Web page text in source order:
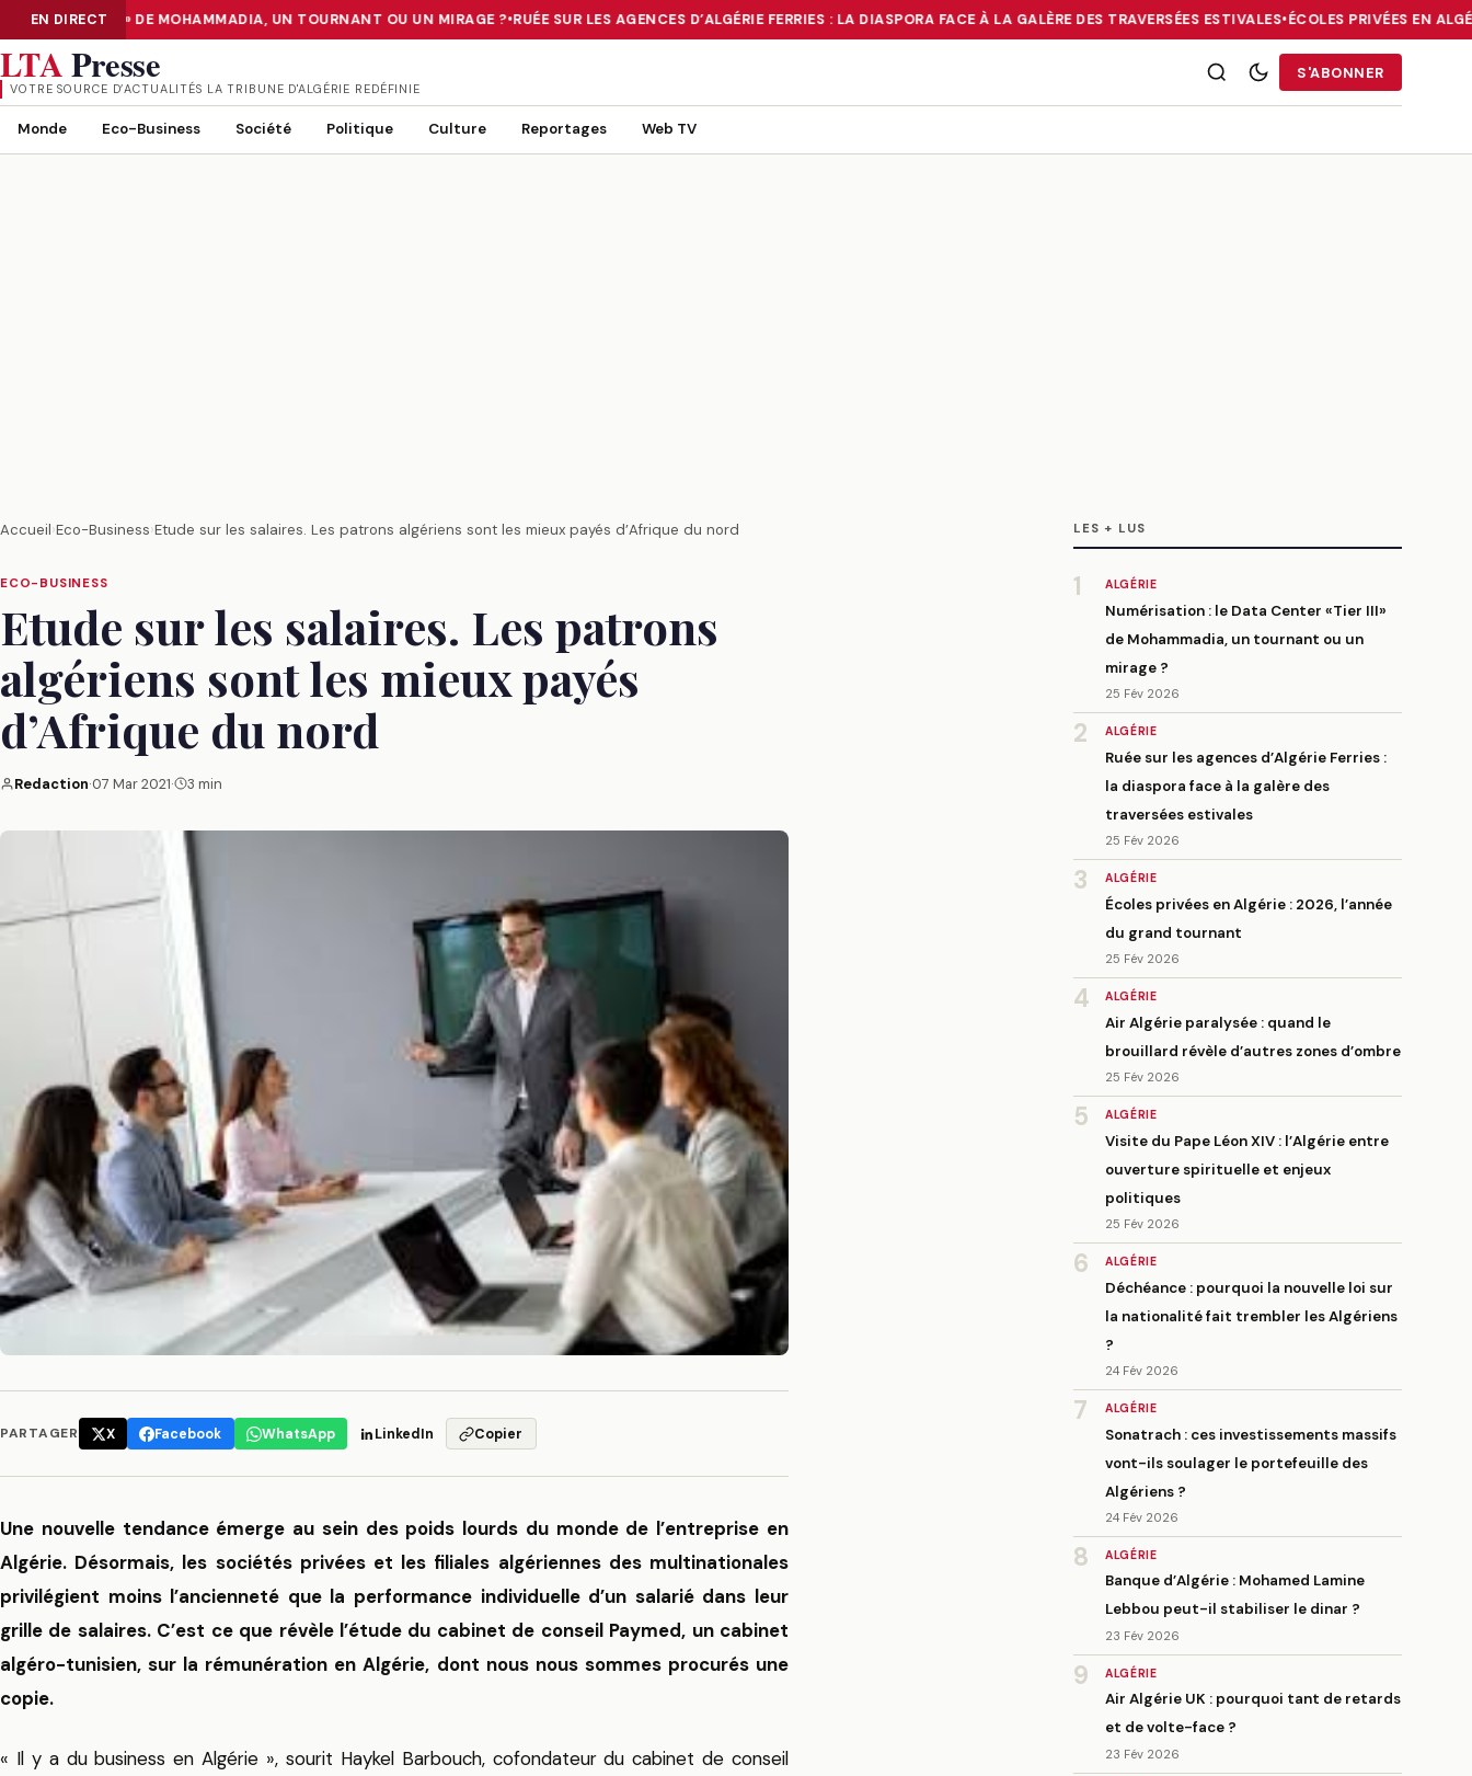
EN DIRECT
«TIER III» DE MOHAMMADIA, UN TOURNANT OU UN MIRAGE ?• RUÉE SUR LES AGENCES D’ALGÉRIE FERRIES : LA DIASPORA FACE À LA GALÈRE DES TRAVERSÉES ESTIVALES•ÉCOLES PRIVÉES EN
NUMÉRISATION : LE DATA CENTER «TIER III» DE MOHAMMADIA, UN TOURNANT OU UN MIRAGE ? •RUÉE SUR LES AGENCES D’ALGÉRIE FERRIES : LA DIASPORA FACE À LA GALÈRE DES TRAVERSÉES
LTAPresse
VOTRE SOURCE D’ACTUALITÉS LA TRIBUNE D'ALGÉRIE REDÉFINIE
S'ABONNER
Monde Eco-Business Société Politique Culture Reportages Web TV
Accueil›Eco-Business›Etude sur les salaires. Les patrons algériens sont les mieux payés d’Afrique du nord
ECO-BUSINESS
Etude sur les salaires. Les patrons
algériens sont les mieux payés
d’Afrique du nord
Redaction·07 Mar 2021· 3 min
PARTAGER X Facebook WhatsApp LinkedIn Copier
Une nouvelle tendance émerge au sein des poids lourds du monde de l’entreprise en
Algérie. Désormais, les sociétés privées et les filiales algériennes des multinationales
privilégient moins l’ancienneté que la performance individuelle d’un salarié dans leur
grille de salaires. C’est ce que révèle l’étude du cabinet de conseil Paymed, un cabinet
algéro-tunisien, sur la rémunération en Algérie, dont nous nous sommes procurés une
copie.
« Il y a du business en Algérie », sourit Haykel Barbouch, cofondateur du cabinet de conseil
LES + LUS
1 ALGÉRIE
Numérisation : le Data Center «Tier III»
de Mohammadia, un tournant ou un
mirage ?
25 Fév 2026
2 ALGÉRIE
Ruée sur les agences d’Algérie Ferries :
la diaspora face à la galère des
traversées estivales
25 Fév 2026
3 ALGÉRIE
Écoles privées en Algérie : 2026, l’année
du grand tournant
25 Fév 2026
4 ALGÉRIE
Air Algérie paralysée : quand le
brouillard révèle d’autres zones d’ombre
25 Fév 2026
5 ALGÉRIE
Visite du Pape Léon XIV : l’Algérie entre
ouverture spirituelle et enjeux
politiques
25 Fév 2026
6 ALGÉRIE
Déchéance : pourquoi la nouvelle loi sur
la nationalité fait trembler les Algériens
?
24 Fév 2026
7 ALGÉRIE
Sonatrach : ces investissements massifs
vont-ils soulager le portefeuille des
Algériens ?
24 Fév 2026
8 ALGÉRIE
Banque d’Algérie : Mohamed Lamine
Lebbou peut-il stabiliser le dinar ?
23 Fév 2026
9 ALGÉRIE
Air Algérie UK : pourquoi tant de retards
et de volte-face ?
23 Fév 2026